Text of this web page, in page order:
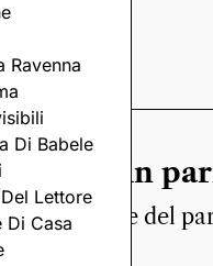
Ravenna
Di Babele
Lettore
Di Casa
Pd in
e strutture del